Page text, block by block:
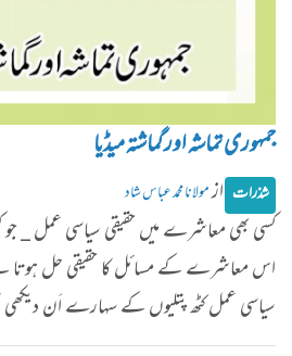
جمہوری تماشہ اور گماشتہ میڈیا
شذرات ازمولانا محمد عباس شاد
کسی بھی معاشرے میں حقیقی سیاسی عمل _ جو
اس معاشرے کے مسائل کا حقیقی حل
سیاسی عمل کٹھ پتلیوں کے سہارے اَن